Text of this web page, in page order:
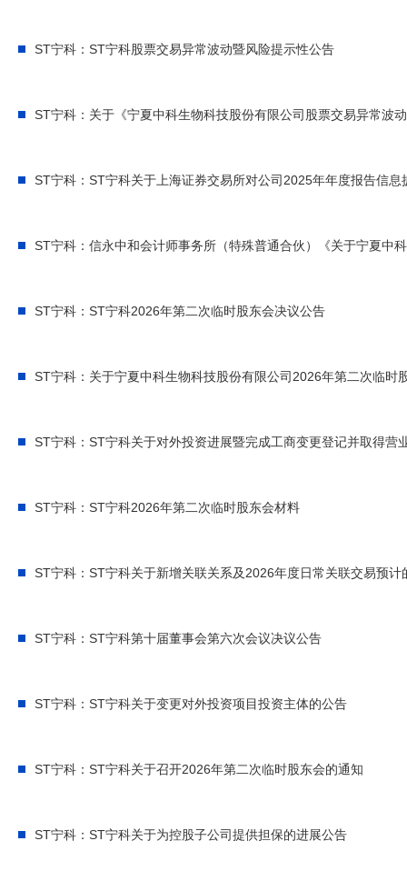
ST宁科：ST宁科股票交易异常波动暨风险提示性公告
ST宁科：关于《宁夏中科生物科技股份有限公司股票交易异常波
ST宁科：ST宁科关于上海证券交易所对公司2025年年度报告信
ST宁科：信永中和会计师事务所（特殊普通合伙）《关于宁夏中
ST宁科：ST宁科2026年第二次临时股东会决议公告
ST宁科：关于宁夏中科生物科技股份有限公司2026年第二次临时
ST宁科：ST宁科关于对外投资进展暨完成工商变更登记并取得营
ST宁科：ST宁科2026年第二次临时股东会材料
ST宁科：ST宁科关于新增关联关系及2026年度日常关联交易预计
ST宁科：ST宁科第十届董事会第六次会议决议公告
ST宁科：ST宁科关于变更对外投资项目投资主体的公告
ST宁科：ST宁科关于召开2026年第二次临时股东会的通知
ST宁科：ST宁科关于为控股子公司提供担保的进展公告